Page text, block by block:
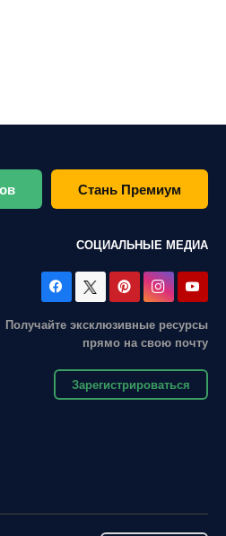
Стань Премиум
СОЦИАЛЬНЫЕ МЕДИА
Получайте эксклюзивные ресурсы
прямо на свою почту
Зарегистрироваться